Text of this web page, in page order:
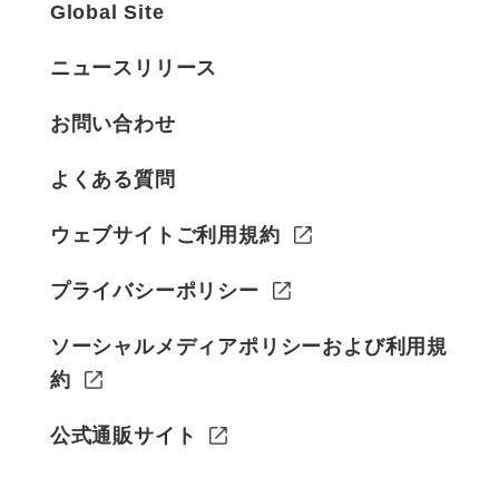
Global Site
ニュースリリース
お問い合わせ
よくある質問
ウェブサイトご利用規約
プライバシーポリシー
ソーシャルメディアポリシーおよび利用規
約
公式通販サイト